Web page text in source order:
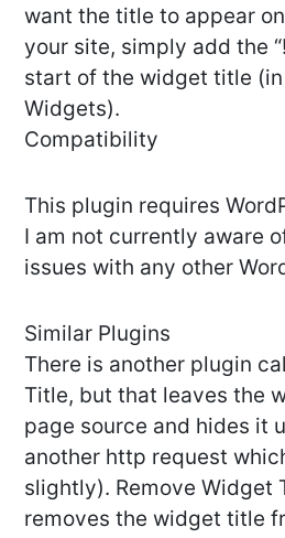
want the title to appear
your site, simply add the
start of the widget title (in
Widgets).
Compatibility
This plugin requires
I am not currently aware
issues with any other
Similar Plugins
There is another plugin
Title, but that leaves the
page source and hides it
another http request
slightly). Remove Widget
removes the widget title